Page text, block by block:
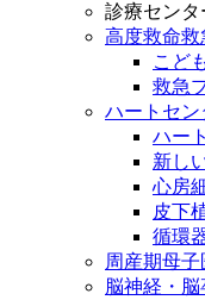
診療センタ
高度救命救
こど
救急
ハートセン
ハー
新し
心房
皮下
循環
周産期母
脳神経・